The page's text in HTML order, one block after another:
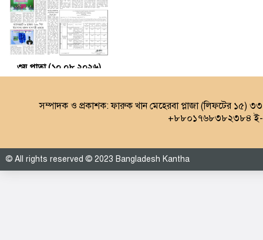
৩য় পাতা (১০.০৮.২০২৬)
সম্পাদক ও প্রকাশক: ফারুক খান মেহেরবা প্লাজা (লিফটের ১৫)
+৮৮০১৭৬৮৩৮২৩৮৪ ই-
© All rights reserved © 2023 Bangladesh Kantha